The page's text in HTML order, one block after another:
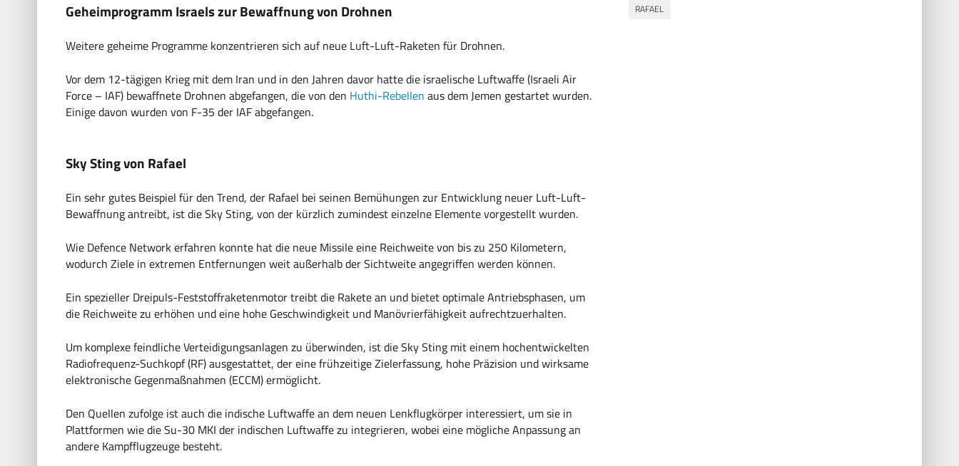
Geheimprogramm Israels zur Bewaffnung von Drohnen
Weitere geheime Programme konzentrieren sich auf neue Luft-Luft-Raketen für Drohnen.
Vor dem 12-tägigen Krieg mit dem Iran und in den Jahren davor hatte die israelische Luftwaffe (Israeli Air
Force – IAF) bewaffnete Drohnen abgefangen, die von den Huthi-Rebellen aus dem Jemen gestartet wurden.
Einige davon wurden von F-35 der IAF abgefangen.
Sky Sting von Rafael
Ein sehr gutes Beispiel für den Trend, der Rafael bei seinen Bemühungen zur Entwicklung neuer Luft-Luft-
Bewaffnung antreibt, ist die Sky Sting, von der kürzlich zumindest einzelne Elemente vorgestellt wurden.
Wie Defence Network erfahren konnte hat die neue Missile eine Reichweite von bis zu 250 Kilometern,
wodurch Ziele in extremen Entfernungen weit außerhalb der Sichtweite angegriffen werden können.
Ein spezieller Dreipuls-Feststoffraketenmotor treibt die Rakete an und bietet optimale Antriebsphasen, um
die Reichweite zu erhöhen und eine hohe Geschwindigkeit und Manövrierfähigkeit aufrechtzuerhalten.
Um komplexe feindliche Verteidigungsanlagen zu überwinden, ist die Sky Sting mit einem hochentwickelten
Radiofrequenz-Suchkopf (RF) ausgestattet, der eine frühzeitige Zielerfassung, hohe Präzision und wirksame
elektronische Gegenmaßnahmen (ECCM) ermöglicht.
Den Quellen zufolge ist auch die indische Luftwaffe an dem neuen Lenkflugkörper interessiert, um sie in
Plattformen wie die Su-30 MKI der indischen Luftwaffe zu integrieren, wobei eine mögliche Anpassung an
andere Kampfflugzeuge besteht.
RAFAEL